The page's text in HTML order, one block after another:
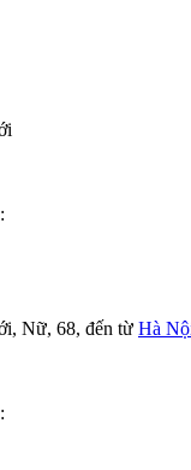
, Nữ, 68, đến từ Hà